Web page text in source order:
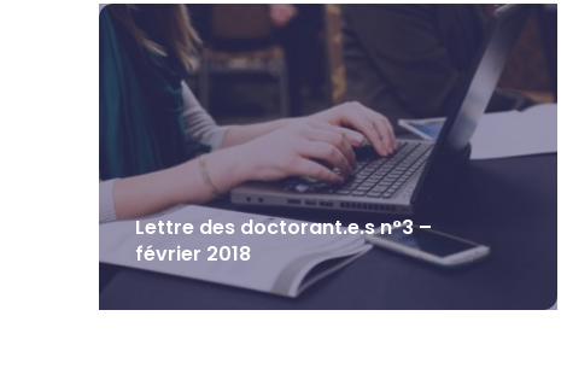
Lettre des doctorant.e.s n°3 –
février 2018